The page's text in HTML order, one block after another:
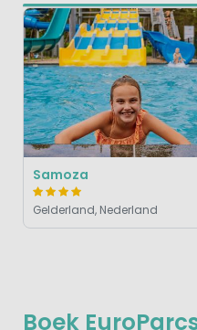
Boek
Samoza
Gelderland, Nederland